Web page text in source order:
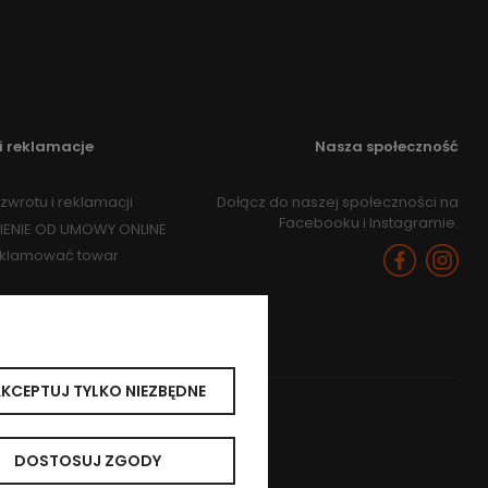
reklamacje
i reklamacji
OD UMOWY ONLINE
towar
Nasza społeczność
Dołącz do naszej społeczności na
Facebooku i Instagramie.
TYLKO NIEZBĘDNE
DOSTOSUJ ZGODY